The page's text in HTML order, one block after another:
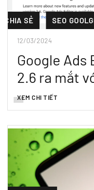
CHIA SẺ SEO
12/03/2024
Google Ads
2.6 ra mắt
XEM CHI TIẾT